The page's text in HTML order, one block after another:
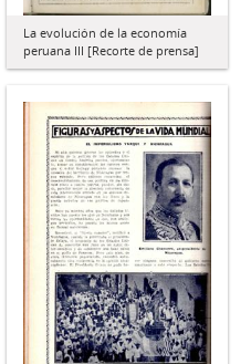
La evolución de la economía
peruana III [Recorte de prensa]